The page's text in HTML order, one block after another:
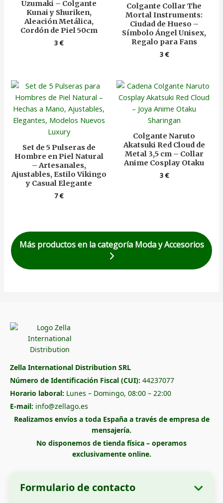
Uzumaki – Colgante
Kunai y Shuriken,
Aleación Metálica,
Cordón de Piel 50cm
3€
Colgante Collar The
Mortal Instruments:
Ciudad de Hueso –
Símbolo Ángel Unisex,
Regalo para Fans
3€
Set de 5 Pulseras de
Hombre en Piel Natural
– Artesanales,
Ajustables, Estilo Vikingo
y Casual Elegante
7€
Colgante Naruto
Akatsuki Red Cloud de
Metal 3,5 cm – Collar
Anime Cosplay Otaku
3€
Más productos en la categoría Moda y Accesorios
Zella International Distribution SRL
Número de Identificación Fiscal (CUI): 44237077
Horario laboral: Lunes – Domingo, 08:00 – 22:00
E-mail: info@zellago.es
Realizamos envíos a toda España a través de empresa de
mensajería.
No disponemos de tienda física – operamos
exclusivamente online.
Formulario de contacto